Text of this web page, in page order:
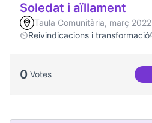
Soledat i aïllament
Taula Comunitària, març 2022
Reivindicacions i transformació
0 Votes